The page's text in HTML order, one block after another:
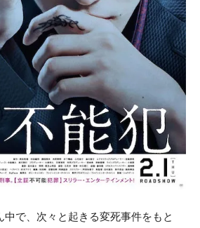
で、次々と起きる変死事件をもと